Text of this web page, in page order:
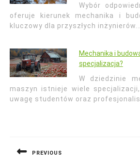
Wybór
oferuje kierunek mechanika i
kluczowy dla przyszłych inżynierów.…
Mechanika i
specjalizacja?
W dziedzinie
maszyn istnieje wiele
uwagę studentów oraz
PREVIOUS